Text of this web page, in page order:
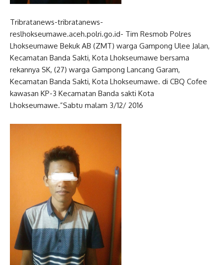
Tribratanews-tribratanews-
reslhokseumawe.aceh.polri.go.id- Tim Resmob Polres
Lhokseumawe Bekuk AB (ZMT) warga Gampong Ulee Jalan,
Kecamatan Banda Sakti, Kota Lhokseumawe bersama
rekannya SK, (27) warga Gampong Lancang Garam,
Kecamatan Banda Sakti, Kota Lhokseumawe. di CBQ Cofee
kawasan KP-3 Kecamatan Banda sakti Kota
Lhokseumawe.”Sabtu malam 3/12/ 2016